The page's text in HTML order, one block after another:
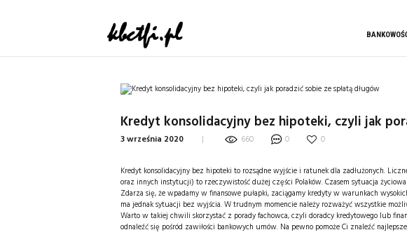
PORADY
Kredyt konsolidacyjny bez hipoteki, czyli jak
3 września 2020 660 0 0
Kredyt konsolidacyjny bez hipoteki to rozsądne wyjście i ratunek dla zadłużonych.
oraz innych instytucji) to rzeczywistość dużej części Polaków. Czasem sytuacja
Zdarza się, że wpadamy w finansowe pułapki, zaciągamy kredyty w warunkach
ma jednak sytuacji bez wyjścia. W trudnym momencie należy rozważyć wszystkie
Warto w takiej chwili skorzystać z porady fachowca, czyli doradcy kredytowego lub
odnaleźć się pośród zawiłości bankowych umów. Na pewno pomoże Ci znaleźć